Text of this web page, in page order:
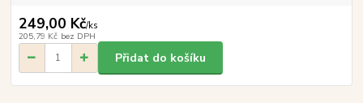
249,00 Kč/ks
205,79 Kč bez DPH
Přidat do košíku